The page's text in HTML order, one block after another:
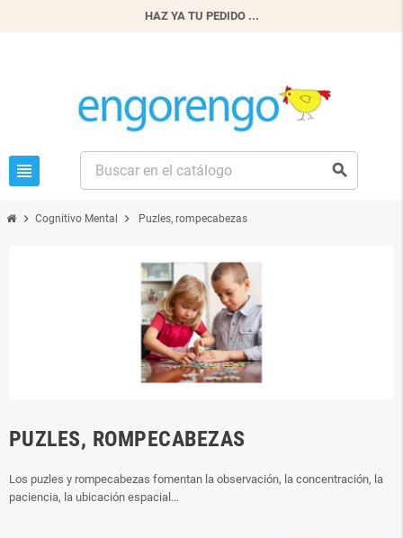
HAZ YA TU PEDIDO ...
view_headline search
chevron_right Cognitivo Mental chevron_right Puzles, rompecabezas
PUZLES, ROMPECABEZAS
Los puzles y rompecabezas fomentan la observación, la concentración, la
paciencia, la ubicación espacial…